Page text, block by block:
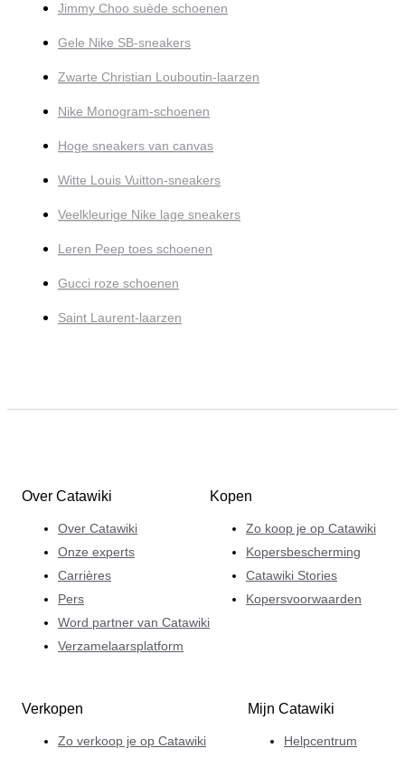
Jimmy Choo suède schoenen
Gele Nike SB-sneakers
Zwarte Christian Louboutin-laarzen
Nike Monogram-schoenen
Hoge sneakers van canvas
Witte Louis Vuitton-sneakers
Veelkleurige Nike lage sneakers
Leren Peep toes schoenen
Gucci roze schoenen
Saint Laurent-laarzen
Over Catawiki
Over Catawiki
Onze experts
Carrières
Pers
Word partner van Catawiki
Verzamelaarsplatform
Kopen
Zo koop je op Catawiki
Kopersbescherming
Catawiki Stories
Kopersvoorwaarden
Verkopen
Zo verkoop je op Catawiki
Mijn Catawiki
Helpcentrum